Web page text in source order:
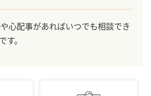
心配事があればいつでも相談でき
す。